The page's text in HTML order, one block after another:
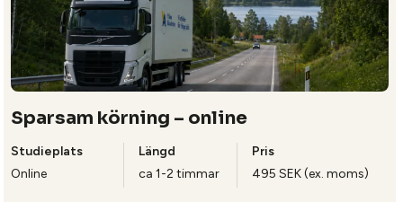
Sparsam körning – online
Studieplats
Online
Längd
ca 1-2 timmar
Pris
495 SEK (ex. moms)